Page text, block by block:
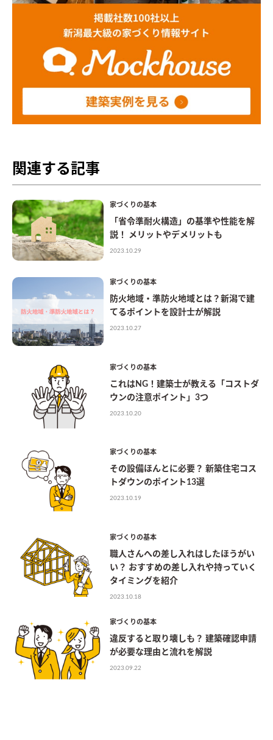
関連する記事
家づくりの基本
「省令準耐火構造」の基準や性能を解
説！ メリットやデメリットも
2023.10.29
家づくりの基本
防火地域・準防火地域とは？新潟で建
てるポイントを設計士が解説
2023.10.27
家づくりの基本
これはNG！建築士が教える「コストダ
ウンの注意ポイント」3つ
2023.10.20
家づくりの基本
その設備ほんとに必要？ 新築住宅コス
トダウンのポイント13選
2023.10.19
家づくりの基本
職人さんへの差し入れはしたほうがい
い？ おすすめの差し入れや持っていく
タイミングを紹介
2023.10.18
家づくりの基本
違反すると取り壊しも？ 建築確認申請
が必要な理由と流れを解説
2023.09.22